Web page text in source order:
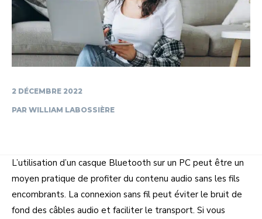
2 DÉCEMBRE 2022
PAR WILLIAM LABOSSIÈRE
L’utilisation d’un casque Bluetooth sur un PC peut être un
moyen pratique de profiter du contenu audio sans les fils
encombrants. La connexion sans fil peut éviter le bruit de
fond des câbles audio et faciliter le transport. Si vous